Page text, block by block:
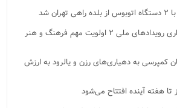
شد
توسعه باغ هنر و برگزاری رویدادهای ملی ۲ اولویت مهم فرهنگ و هنر
نیسان کمپرسی به دهیاری‌های رزن و یالرود به ارزش
تا هفته آینده افتتاح می‌شود